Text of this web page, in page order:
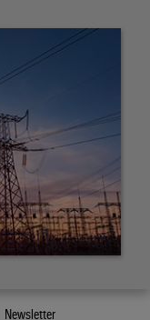
Newsletter